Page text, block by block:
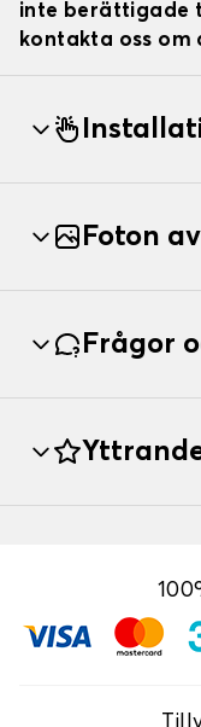
inte berättigade
kontakta oss om
Foton
Frågor